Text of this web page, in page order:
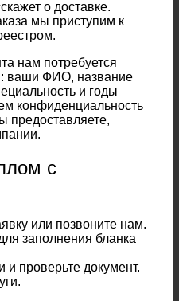
о доставке.
мы приступим к
нам потребуется
ваши ФИО, название
и годы
конфиденциальность
предоставляете,
с
или позвоните нам.
заполнения бланка
и проверьте документ.